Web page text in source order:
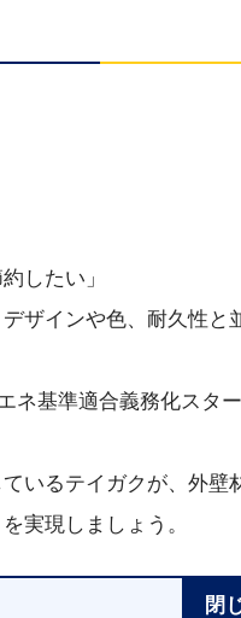
したい」
ザインや色、耐久性と
ネ基準適合義務化スタ
いるテイガクが、外壁
実現しましょう。
閉